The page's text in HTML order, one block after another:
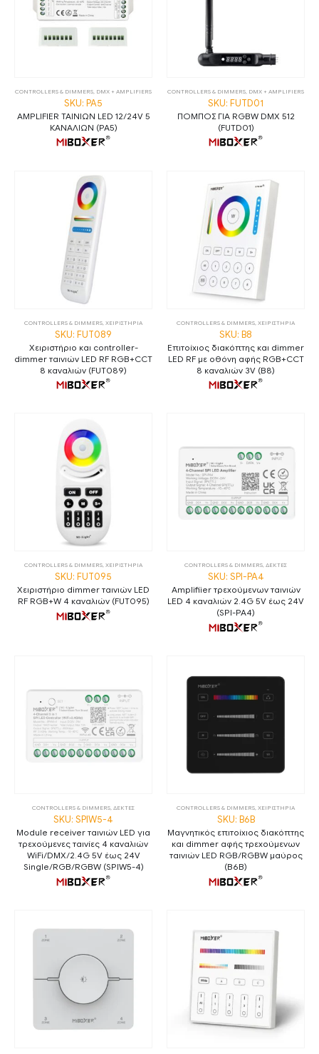
CONTROLLERS & DIMMERS DMX + AMPLIFIERS
SKU: PA5
AMPLIFIER ΤΑΙΝΙΩΝ LED 12/24V 5
ΚΑΝΑΛΙΩΝ (PA5)
CONTROLLERS & DIMMERS DMX + AMPLIFIERS
SKU: FUTD01
ΠΟΜΠΟΣ ΓΙΑ RGBW DMX 512
(FUTD01)
CONTROLLERS & DIMMERS ΧΕΙΡΙΣΤΗΡΙΑ
SKU: FUT089
Χειριστήριο και controller-
dimmer ταινιών LED RF RGB+CCT
8 καναλιών (FUT089)
CONTROLLERS & DIMMERS ΧΕΙΡΙΣΤΗΡΙΑ
SKU: B8
Επιτοίχιος διακόπτης και dimmer
LED RF με οθόνη αφής RGB+CCT
8 καναλιών 3V (B8)
CONTROLLERS & DIMMERS, ΧΕΙΡΙΣΤΗΡΙΑ
SKU: FUT095
Χειριστήριο dimmer ταινιών LED
RF RGB+W 4 καναλιών (FUT095)
CONTROLLERS & DIMMERS, ΔΕΚΤΕΣ
SKU: SPI-PA4
Amplifiier τρεχούμενων ταινιών
LED 4 καναλιών 2.4G 5V έως 24V
(SPI-PA4)
CONTROLLERS & DIMMERS, ΔΕΚΤΕΣ
SKU: SPIW5-4
Module receiver ταινιών LED για
τρεχούμενες ταινίες 4 καναλιών
WiFi/DMX/2.4G 5V έως 24V
Single/RGB/RGBW (SPIW5-4)
CONTROLLERS & DIMMERS, ΧΕΙΡΙΣΤΗΡΙΑ
SKU: B6B
Μαγνητικός επιτοίχιος διακόπτης
και dimmer αφής τρεχούμενων
ταινιών LED RGB/RGBW μαύρος
(B6B)